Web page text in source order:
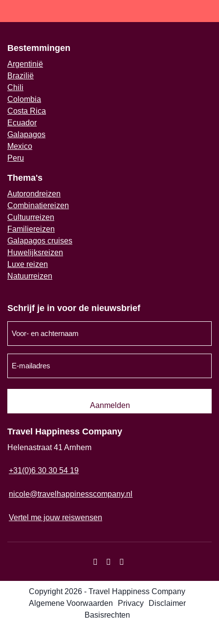
Bestemmingen
Argentinië
Brazilië
Chili
Colombia
Costa Rica
Ecuador
Galapagos
Mexico
Peru
Thema's
Autorondreizen
Combinatiereizen
Cultuurreizen
Familiereizen
Galapagos cruises
Huwelijksreizen
Luxe reizen
Natuurreizen
Schrijf je in voor de nieuwsbrief
en
(Vereist)
mailadres
Travel Happiness Company
Helenastraat 41 Arnhem
+31(0)6 30 30 54 19
nicole@travelhappinesscompany.nl
Vertel me jouw reiswensen
Copyright 2026 - Travel Happiness Company
Algemene Voorwaarden
Privacy
Disclaimer
Basisrechten